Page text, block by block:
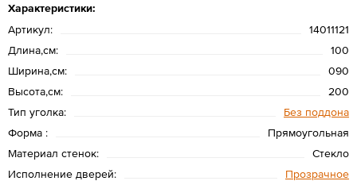
Характеристики:
Артикул:
14011121
Длина,см:
100
Ширина,см:
090
Высота,см:
200
Тип уголка:
Без поддона
Форма :
Прямоугольная
Материал стенок:
Стекло
Исполнение дверей:
Прозрачное